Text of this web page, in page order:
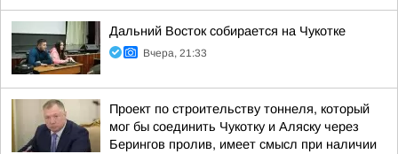
Дальний Восток собирается на Чукотке
Вчера, 21:33
Проект по строительству тоннеля, который
мог бы соединить Чукотку и Аляску через
Берингов пролив, имеет смысл при наличии